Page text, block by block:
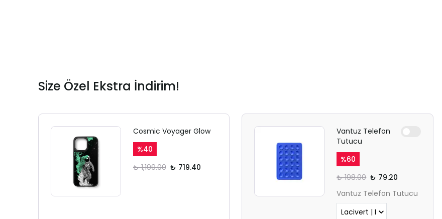
Size Özel Ekstra İndirim!
Cosmic Voyager Glow
%40
₺ 1,199.00 ₺ 719.40
Vantuz Telefon
Tutucu
%60
₺ 198.00 ₺ 79.20
Vantuz Telefon Tutucu